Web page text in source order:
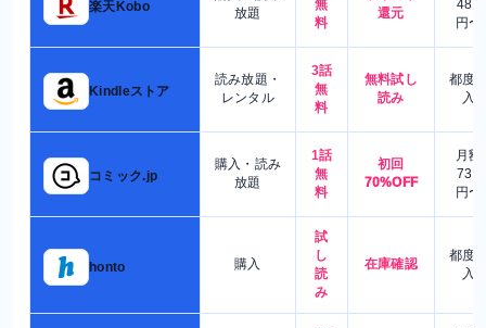
楽天Kobo
放題
無
料
還元
480
円〜
Kindleストア
読み放題・
レンタル
3話
無
料
無料試し
読み
都度
入
コミック.jp
購入・読み
放題
1話
無
料
初回
70%OFF
月額
730
円〜
honto 購入
試
し
読
み
在庫確認
都度
入